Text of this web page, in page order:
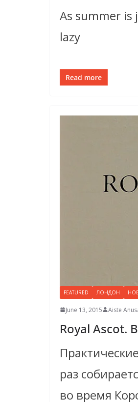
As summer
lazy
Read more
FEATURED ЛОНДОН
June 13, 2015 Aiste
Royal Ascot.
раз
во время